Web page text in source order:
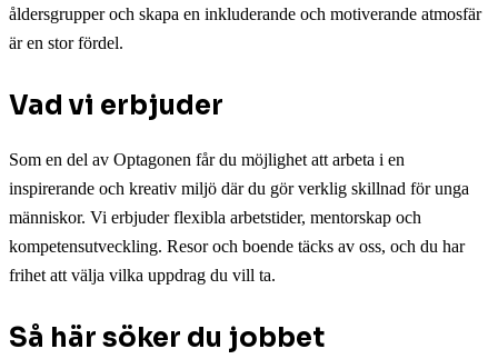
åldersgrupper och skapa en inkluderande och motiverande atmosfär
är en stor fördel.
Vad vi erbjuder
Som en del av Optagonen får du möjlighet att arbeta i en
inspirerande och kreativ miljö där du gör verklig skillnad för unga
människor. Vi erbjuder flexibla arbetstider, mentorskap och
kompetensutveckling. Resor och boende täcks av oss, och du har
frihet att välja vilka uppdrag du vill ta.
Så här söker du jobbet